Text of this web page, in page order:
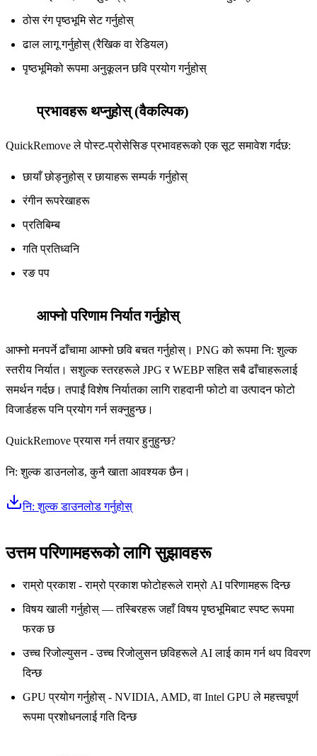
ठोस रंग पृष्ठभूमि सेट गर्नुहोस्
ढाल लागू गर्नुहोस् (रैखिक वा रेडियल)
पृष्ठभूमिको रूपमा अनुकूलन छवि प्रयोग गर्नुहोस्
प्रभावहरू थप्नुहोस् (वैकल्पिक)
QuickRemove ले पोस्ट-प्रोसेसिङ प्रभावहरूको एक सूट समावेश गर्दछ:
छायाँ छोड्नुहोस् र छायाहरू सम्पर्क गर्नुहोस्
रंगीन रूपरेखाहरू
प्रतिबिम्ब
गति प्रतिध्वनि
रङ पप
आफ्नो परिणाम निर्यात गर्नुहोस्
आफ्नो मनपर्ने ढाँचामा आफ्नो छवि बचत गर्नुहोस्। PNG को रूपमा नि: शुल्क
स्तरीय निर्यात। सशुल्क स्तरहरूले JPG र WEBP सहित सबै ढाँचाहरूलाई
समर्थन गर्दछ। तपाईं विशेष निर्यातका लागि राहदानी फोटो वा उत्पादन फोटो
विजार्डहरू पनि प्रयोग गर्न सक्नुहुन्छ।
QuickRemove प्रयास गर्न तयार हुनुहुन्छ?
नि: शुल्क डाउनलोड, कुनै खाता आवश्यक छैन।
नि: शुल्क डाउनलोड गर्नुहोस्
उत्तम परिणामहरूको लागि सुझावहरू
राम्रो प्रकाश - राम्रो प्रकाश फोटोहरूले राम्रो AI परिणामहरू दिन्छ
विषय खाली गर्नुहोस् — तस्बिरहरू जहाँ विषय पृष्ठभूमिबाट स्पष्ट रूपमा
फरक छ
उच्च रिजोल्युसन - उच्च रिजोलुसन छविहरूले AI लाई काम गर्न थप विवरण
दिन्छ
GPU प्रयोग गर्नुहोस् - NVIDIA, AMD, वा Intel GPU ले महत्त्वपूर्ण
रूपमा प्रशोधनलाई गति दिन्छ